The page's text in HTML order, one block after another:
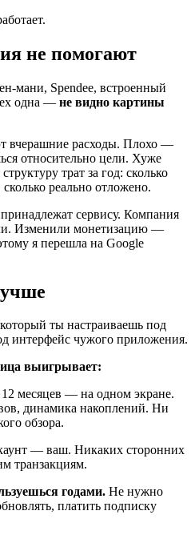
не помогают
мани, Spendee, встроенный
одна — не видно картины
вчерашние расходы. Плохо —
относительно цели. Хуже
трат за год: сколько
реально отложено.
сервису. Компания
Изменили монетизацию —
я перешла на Google
ты настраиваешь под
интерфейс чужого приложения.
выигрывает:
месяцев — на одном экране.
динамика накоплений. Ни
обзора.
— ваш. Никаких сторонних
транзакциям.
годами. Не нужно
платить подписку